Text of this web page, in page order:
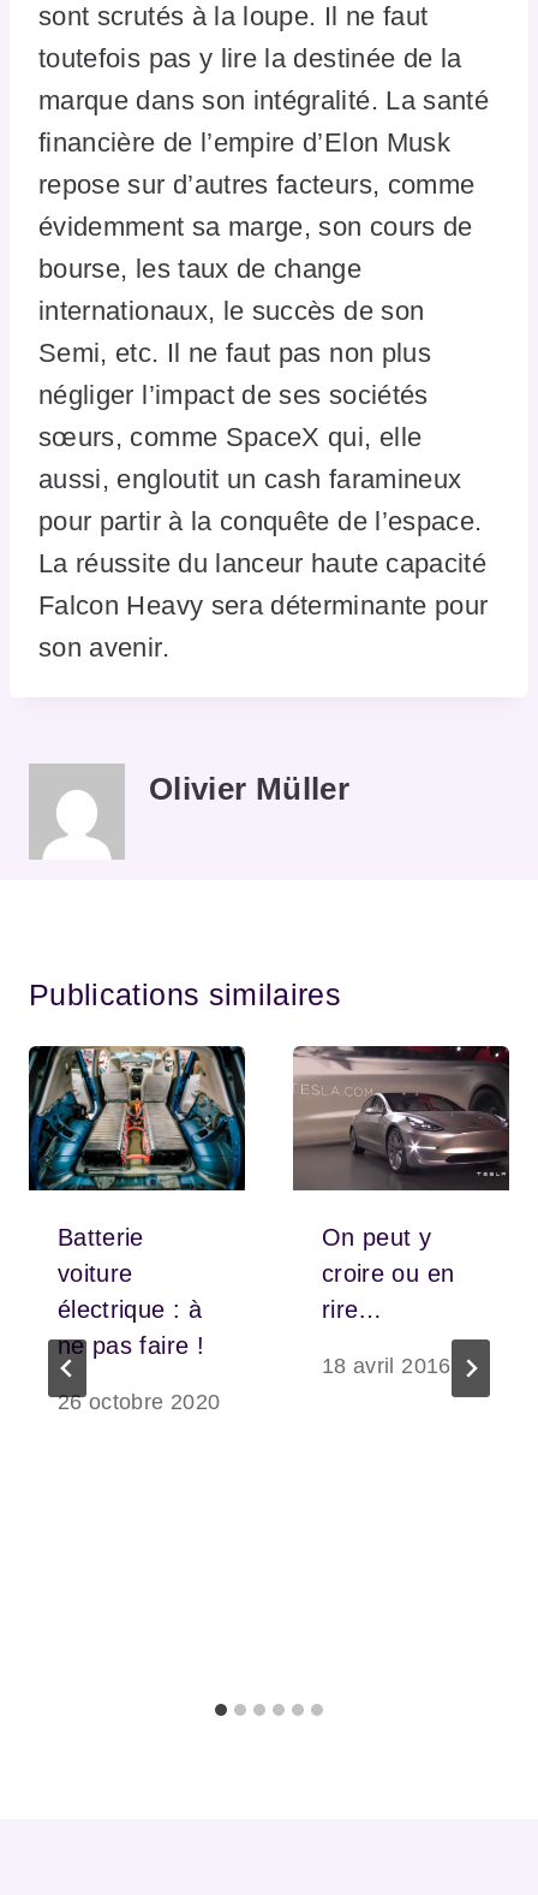
sont scrutés à la loupe. Il ne faut
toutefois pas y lire la destinée de la
marque dans son intégralité. La santé
financière de l’empire d’Elon Musk
repose sur d’autres facteurs, comme
évidemment sa marge, son cours de
bourse, les taux de change
internationaux, le succès de son
Semi, etc. Il ne faut pas non plus
négliger l’impact de ses sociétés
sœurs, comme SpaceX qui, elle
aussi, engloutit un cash faramineux
pour partir à la conquête de l’espace.
La réussite du lanceur haute capacité
Falcon Heavy sera déterminante pour
son avenir.
Olivier Müller
Publications similaires
Batterie
voiture
électrique : à
ne pas faire !
26 octobre 2020
On peut y
croire ou en
rire…
18 avril 2016